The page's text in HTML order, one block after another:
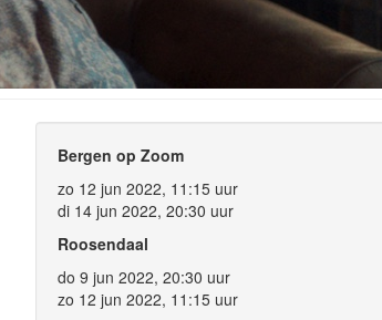
Bergen op Zoom
zo 12 jun 2022, 11:15 uur
di 14 jun 2022, 20:30 uur
Roosendaal
do 9 jun 2022, 20:30 uur
zo 12 jun 2022, 11:15 uur